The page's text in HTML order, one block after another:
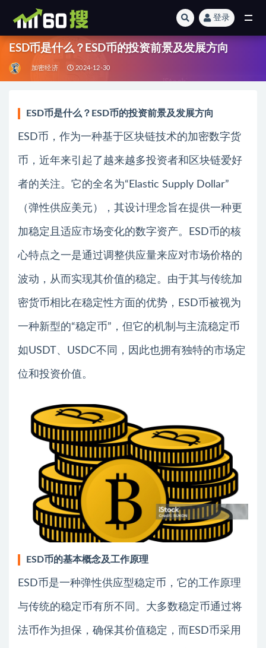
登录
ESD币是什么？ESD币的投资前景及发展方向
加密经济 2024-12-30
ESD币是什么？ESD币的投资前景及发展方向
ESD币，作为一种基于区块链技术的加密数字货
币，近年来引起了越来越多投资者和区块链爱好
者的关注。它的全名为“Elastic Supply Dollar”
（弹性供应美元），其设计理念旨在提供一种更
加稳定且适应市场变化的数字资产。ESD币的核
心特点之一是通过调整供应量来应对市场价格的
波动，从而实现其价值的稳定。由于其与传统加
密货币相比在稳定性方面的优势，ESD币被视为
一种新型的“稳定币”，但它的机制与主流稳定币
如USDT、USDC不同，因此也拥有独特的市场定
位和投资价值。
ESD币的基本概念及工作原理
ESD币是一种弹性供应型稳定币，它的工作原理
与传统的稳定币有所不同。大多数稳定币通过将
法币作为担保，确保其价值稳定，而ESD币采用